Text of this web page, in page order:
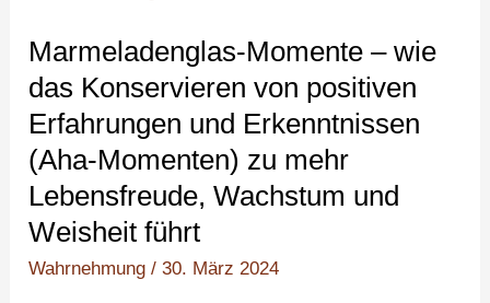
Marmeladenglas-Momente – wie
das Konservieren von positiven
Erfahrungen und Erkenntnissen
(Aha-Momenten) zu mehr
Lebensfreude, Wachstum und
Weisheit führt
Wahrnehmung /30. März 2024
–
wie
das
von
positiven
Erfahrungen und
Erkenntnissen